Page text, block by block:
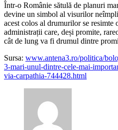
Într-o Românie sătulă de planuri
devine un simbol al visurilor
acest colos al drumurilor se resimte
administrații care, deși promite,
cât de lung va fi drumul dintre
Sursa: www.antena3.ro/politica/
3-mari-unul-dintre-cele-mai-
via-carpathia-744428.html